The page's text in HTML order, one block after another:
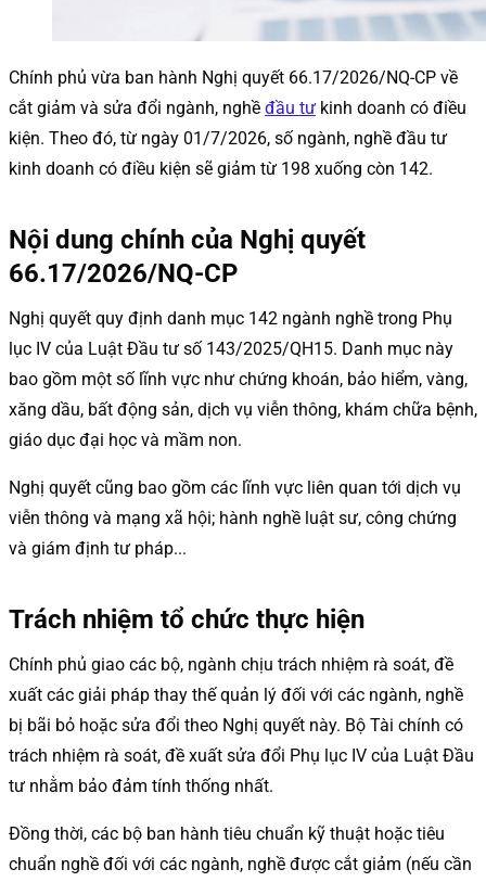
Chính phủ vừa ban hành Nghị quyết 66.17/2026/NQ-CP về
cắt giảm và sửa đổi ngành, nghề đầu tư kinh doanh có điều
kiện. Theo đó, từ ngày 01/7/2026, số ngành, nghề đầu tư
kinh doanh có điều kiện sẽ giảm từ 198 xuống còn 142.
Nội dung chính của Nghị quyết
66.17/2026/NQ-CP
Nghị quyết quy định danh mục 142 ngành nghề trong Phụ
lục IV của Luật Đầu tư số 143/2025/QH15. Danh mục này
bao gồm một số lĩnh vực như chứng khoán, bảo hiểm, vàng,
xăng dầu, bất động sản, dịch vụ viễn thông, khám chữa bệnh,
giáo dục đại học và mầm non.
Nghị quyết cũng bao gồm các lĩnh vực liên quan tới dịch vụ
viễn thông và mạng xã hội; hành nghề luật sư, công chứng
và giám định tư pháp...
Trách nhiệm tổ chức thực hiện
Chính phủ giao các bộ, ngành chịu trách nhiệm rà soát, đề
xuất các giải pháp thay thế quản lý đối với các ngành, nghề
bị bãi bỏ hoặc sửa đổi theo Nghị quyết này. Bộ Tài chính có
trách nhiệm rà soát, đề xuất sửa đổi Phụ lục IV của Luật Đầu
tư nhằm bảo đảm tính thống nhất.
Đồng thời, các bộ ban hành tiêu chuẩn kỹ thuật hoặc tiêu
chuẩn nghề đối với các ngành, nghề được cắt giảm (nếu cần